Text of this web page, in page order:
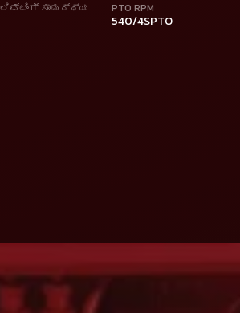
ಲಿಫ್ಟಿಂಗ್ ಸಾಮರ್ಥ್ಯ PTO RPM
540/4SPTO